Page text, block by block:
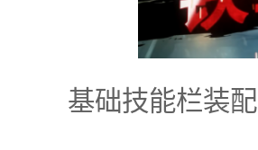
基础技能栏装配